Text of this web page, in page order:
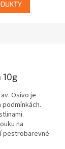
Osivo je
na
pestrobarevné